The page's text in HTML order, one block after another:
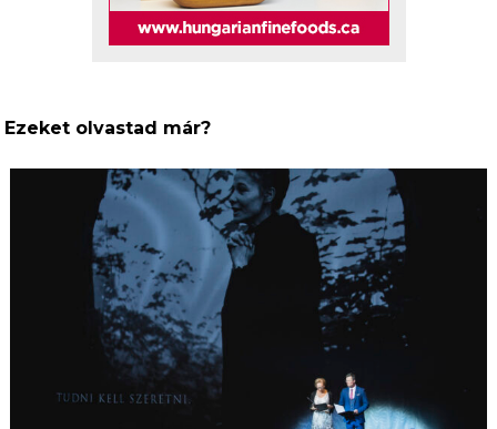
Ezeket olvastad már?